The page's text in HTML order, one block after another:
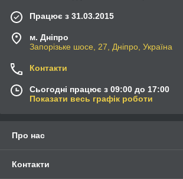
Працює з 31.03.2015
м. Дніпро
Запорізьке шосе, 27, Дніпро, Україна
Контакти
Сьогодні працює з 09:00 до 17:00
Показати весь графік роботи
Про нас
Контакти